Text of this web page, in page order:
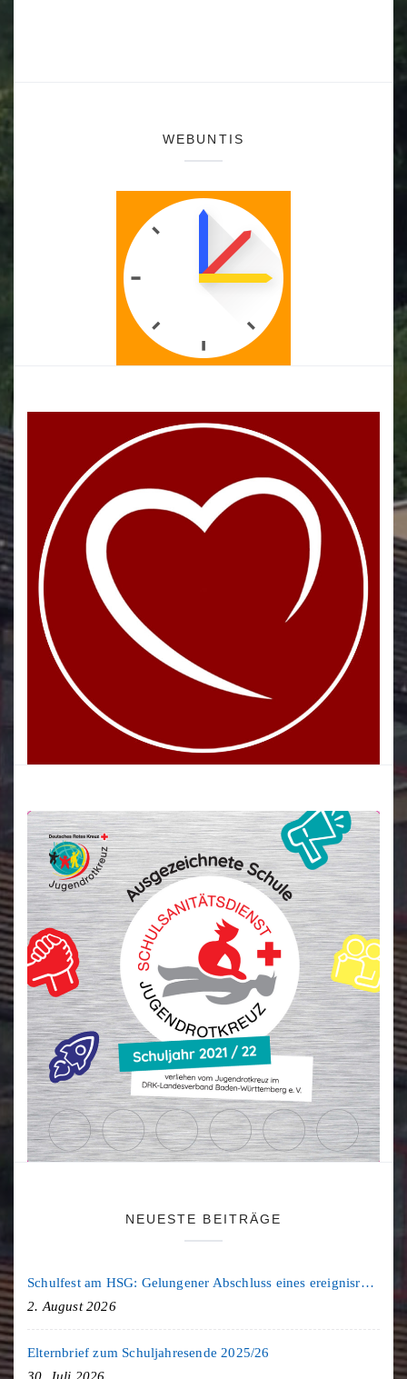
WEBUNTIS
NEUESTE BEITRÄGE
Schulfest am HSG: Gelungener Abschluss eines ereignisreichen Schuljahres
2. August 2026
Elternbrief zum Schuljahresende 2025/26
30. Juli 2026